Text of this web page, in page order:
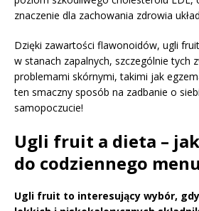
znaczenie dla zachowania zdrowia
Dzięki zawartości flawonoidów, ugli
w stanach zapalnych, szczególnie tych
problemami skórnymi, takimi jak
ten smaczny sposób na zadbanie o
samopoczucie!
Ugli fruit a dieta – jak
do codziennego
Ugli fruit to interesujący wybór,